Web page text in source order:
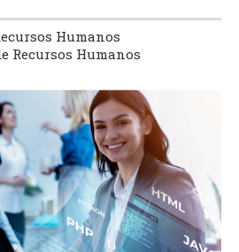
Humanos
Recursos Humanos